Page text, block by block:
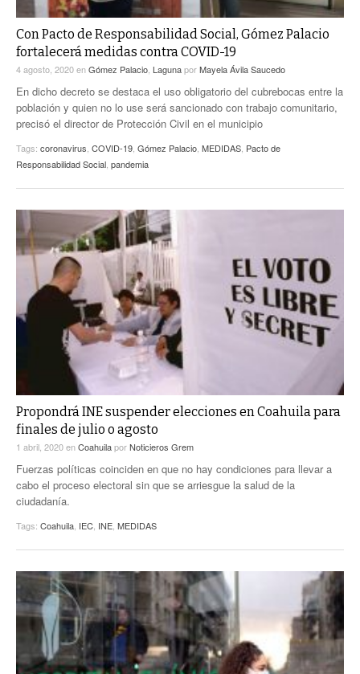
Con Pacto de Responsabilidad Social, Gómez Palacio
fortalecerá medidas contra COVID-19
4 agosto, 2020enGómez Palacio LagunaporMayela Ávila Saucedo
En dicho decreto se destaca el uso obligatorio del cubrebocas entre la
población y quien no lo use será sancionado con trabajo comunitario,
precisó el director de Protección Civil en el municipio
Tags: coronavirus COVID-19 Gómez Palacio MEDIDAS Pacto de
Responsabilidad Social pandemia
Propondrá INE suspender elecciones en Coahuila para
finales de julio o agosto
1 abril, 2020enCoahuilaporNoticieros Grem
Fuerzas políticas coinciden en que no hay condiciones para llevar a
cabo el proceso electoral sin que se arriesgue la salud de la
ciudadanía.
Tags: Coahuila IEC INE MEDIDAS